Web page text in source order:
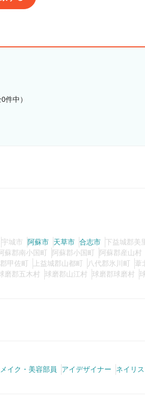
件中）
宇城市 阿蘇市 天草市 合志市 下益城郡美
蘇郡南小国町 阿蘇郡小国町 阿蘇郡産山村
郡甲佐町 上益城郡山都町 八代郡氷川町 葦
球磨郡五木村 球磨郡山江村 球磨郡球磨村
イク・美容部員 アイデザイナー ネイリス